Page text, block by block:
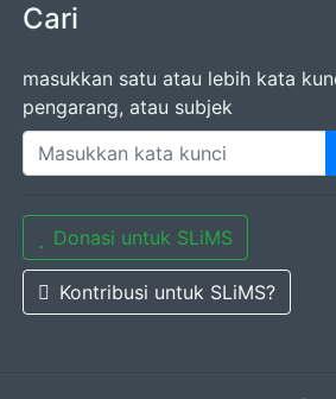
Cari
masukkan satu atau lebih kata
pengarang, atau subjek
Donasi untuk SLiMS
Kontribusi untuk SLiMS?